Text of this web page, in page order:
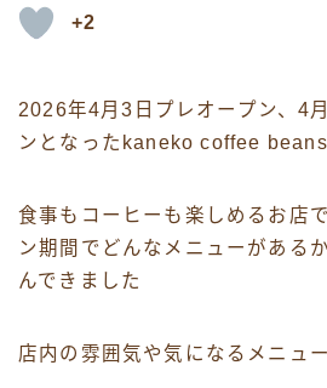
+2
2026年4月3日プレオープン、4
ンとなったkaneko coffee beans
食事もコーヒーも楽しめるお店
ン期間でどんなメニューがある
んできました
店内の雰囲気や気になるメニュ